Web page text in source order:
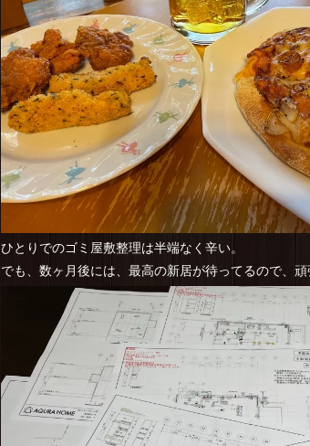
ひとりでのゴミ屋敷整理は半端なく辛い。
でも、数ヶ月後には、最高の新居が待ってるので、